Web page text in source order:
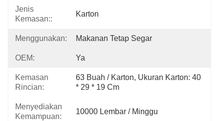
Jenis
Kemasan::
Karton
Menggunakan: Makanan Tetap Segar
OEM: Ya
Kemasan
Rincian:
63 Buah / Karton, Ukuran Karton: 40
* 29 * 19 Cm
Menyediakan
Kemampuan:
10000 Lembar / Minggu